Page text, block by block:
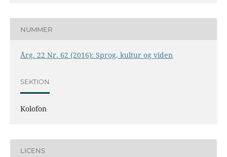
NUMMER
Årg. 22 Nr. 62 (2016): Sprog, kultur og viden
SEKTION
Kolofon
LICENS